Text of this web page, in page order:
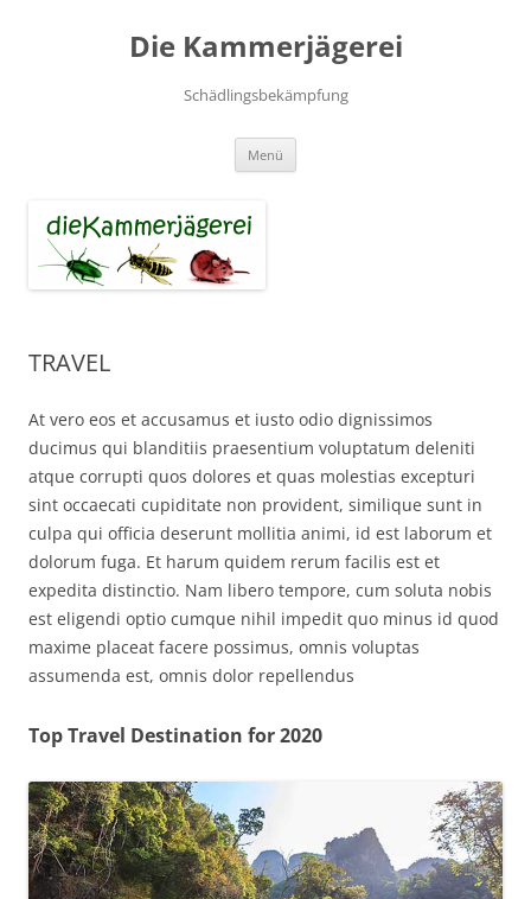
Die Kammerjägerei
Schädlingsbekämpfung
Menü
TRAVEL
At vero eos et accusamus et iusto odio dignissimos
ducimus qui blanditiis praesentium voluptatum deleniti
atque corrupti quos dolores et quas molestias excepturi
sint occaecati cupiditate non provident, similique sunt in
culpa qui officia deserunt mollitia animi, id est laborum et
dolorum fuga. Et harum quidem rerum facilis est et
expedita distinctio. Nam libero tempore, cum soluta nobis
est eligendi optio cumque nihil impedit quo minus id quod
maxime placeat facere possimus, omnis voluptas
assumenda est, omnis dolor repellendus
Top Travel Destination for 2020